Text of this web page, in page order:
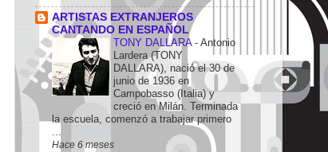
ARTISTAS EXTRANJEROS
CANTANDO EN ESPAÑOL
TONY DALLARA - Antonio
Lardera (TONY
DALLARA), nació el 30 de
junio de 1936 en
Campobasso (Italia) y
creció en Milán. Terminada
la escuela, comenzó a trabajar primero
...
Hace 6 meses